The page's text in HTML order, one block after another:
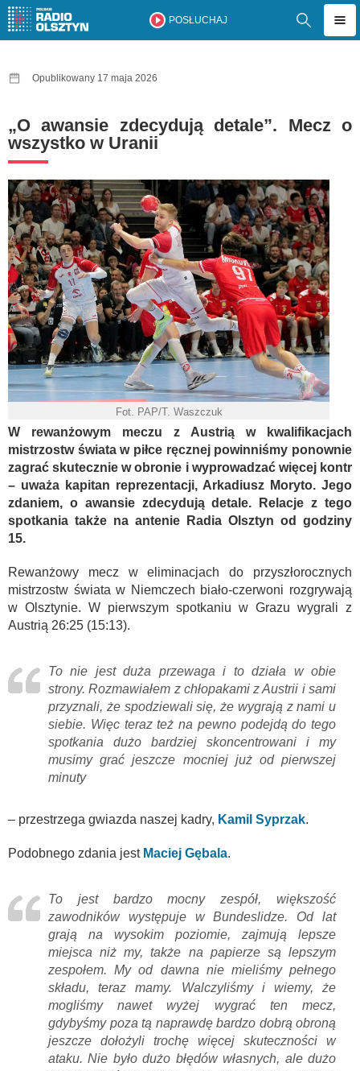
POSŁUCHAJ
Opublikowany 17 maja 2026
„O awansie zdecydują detale”. Mecz o
wszystko w Uranii
Fot. PAP/T. Waszczuk
W rewanżowym meczu z Austrią w kwalifikacjach
mistrzostw świata w piłce ręcznej powinniśmy ponownie
zagrać skutecznie w obronie i wyprowadzać więcej kontr
– uważa kapitan reprezentacji, Arkadiusz Moryto. Jego
zdaniem, o awansie zdecydują detale. Relacje z tego
spotkania także na antenie Radia Olsztyn od godziny
15.
Rewanżowy mecz w eliminacjach do przyszłorocznych
mistrzostw świata w Niemczech biało-czerwoni rozgrywają
w Olsztynie. W pierwszym spotkaniu w Grazu wygrali z
Austrią 26:25 (15:13).
To nie jest duża przewaga i to działa w obie
strony. Rozmawiałem z chłopakami z Austrii i sami
przyznali, że spodziewali się, że wygrają z nami u
siebie. Więc teraz też na pewno podejdą do tego
spotkania dużo bardziej skoncentrowani i my
musimy grać jeszcze mocniej już od pierwszej
minuty
– przestrzega gwiazda naszej kadry, Kamil Syprzak.
Podobnego zdania jest Maciej Gębala.
To jest bardzo mocny zespół, większość
zawodników występuje w Bundeslidze. Od lat
grają na wysokim poziomie, zajmują lepsze
miejsca niż my, także na papierze są lepszym
zespołem. My od dawna nie mieliśmy pełnego
składu, teraz mamy. Walczyliśmy i wiemy, że
mogliśmy nawet wyżej wygrać ten mecz,
gdybyśmy poza tą naprawdę bardzo dobrą obroną
jeszcze dołożyli trochę więcej skuteczności w
ataku. Nie było dużo błędów własnych, ale dużo